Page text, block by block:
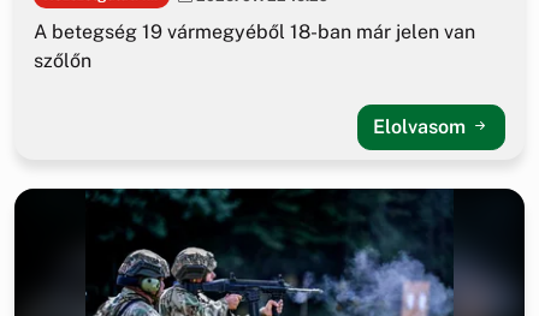
A betegség 19 vármegyéből 18-ban már jelen van
szőlőn
Elolvasom